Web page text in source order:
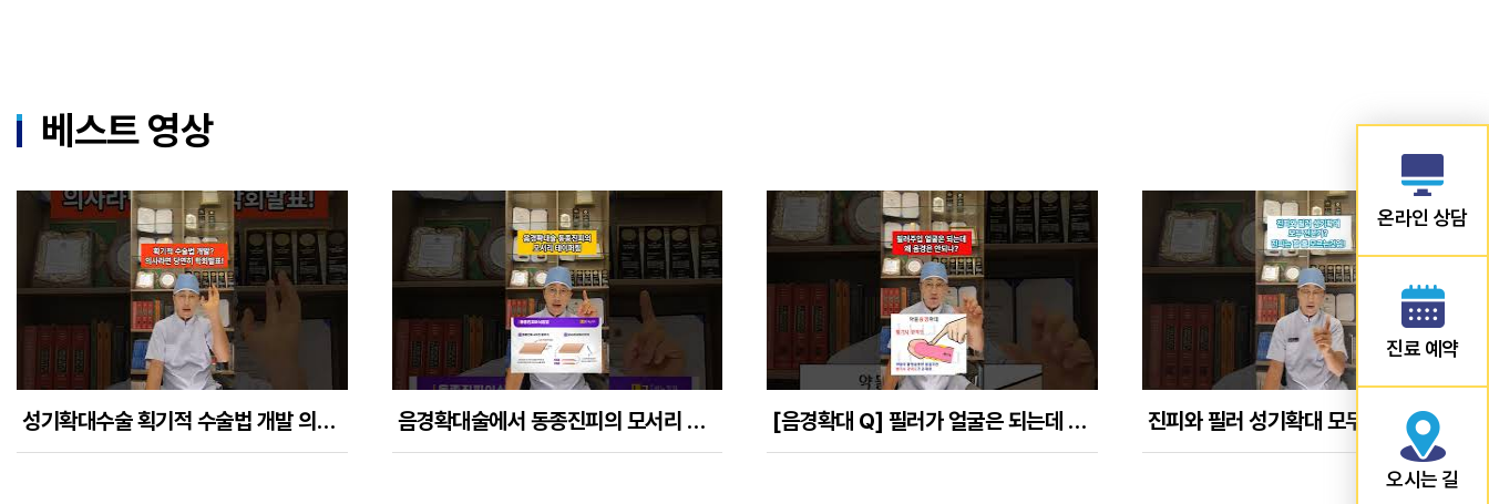
베스트 영상
성기확대수술 획기적 수술법 개발 의사라면 당연히 학회발표를 한다! 음경확대술에서 동종진피의 모서리 테리퍼링은 필수! [음경확대 Q] 필러가 얼굴은 되는데 왜 음경은 안되나? 진피와 필러 성기확대 모두 전문가? 진피는 할 줄 모르는것임!
온라인 상담
진료 예약
오시는 길